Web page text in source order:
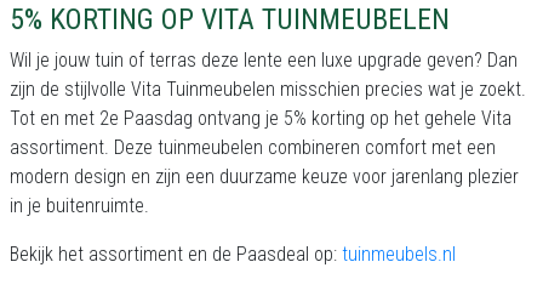
5% KORTING OP VITA TUINMEUBELEN
Wil je jouw tuin of terras deze lente een luxe upgrade geven? Dan
zijn de stijlvolle Vita Tuinmeubelen misschien precies wat je zoekt.
Tot en met 2e Paasdag ontvang je 5% korting op het gehele Vita
assortiment. Deze tuinmeubelen combineren comfort met een
modern design en zijn een duurzame keuze voor jarenlang plezier
in je buitenruimte.
Bekijk het assortiment en de Paasdeal op: tuinmeubels.nl